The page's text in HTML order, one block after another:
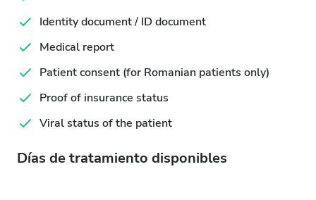
Identity document / ID document
Medical report
Patient consent (for Romanian patients only)
Proof of insurance status
Viral status of the patient
Días de tratamiento disponibles